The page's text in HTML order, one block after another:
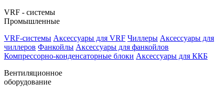
VRF - системы
Промышленные
VRF-системы Аксессуары для VRF Чиллеры Аксессуары для
чиллеров Фанкойлы Аксессуары для фанкойлов
Компрессорно-конденсаторные блоки Аксессуары для ККБ
Вентиляционное
оборудование